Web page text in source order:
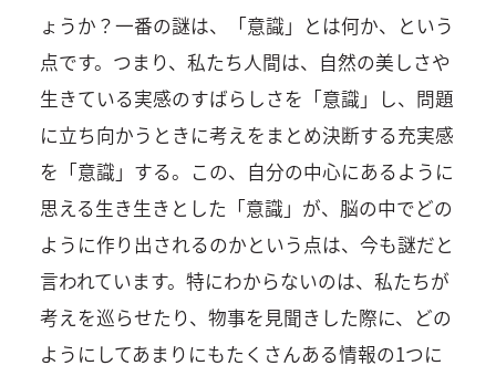
ょうか？一番の謎は、「意識」とは何か、という
点です。つまり、私たち人間は、自然の美しさや
生きている実感のすばらしさを「意識」し、問題
に立ち向かうときに考えをまとめ決断する充実感
を「意識」する。この、自分の中心にあるように
思える生き生きとした「意識」が、脳の中でどの
ように作り出されるのかという点は、今も謎だと
言われています。特にわからないのは、私たちが
考えを巡らせたり、物事を見聞きした際に、どの
ようにしてあまりにもたくさんある情報の1つに